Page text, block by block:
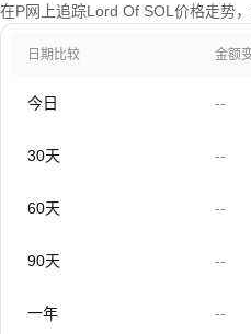
在P网上追踪Lord Of SOL价格走势
日期比较 金额
今日 --
30天 --
60天 --
90天 --
一年 --